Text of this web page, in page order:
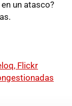
un atasco?
Flickr